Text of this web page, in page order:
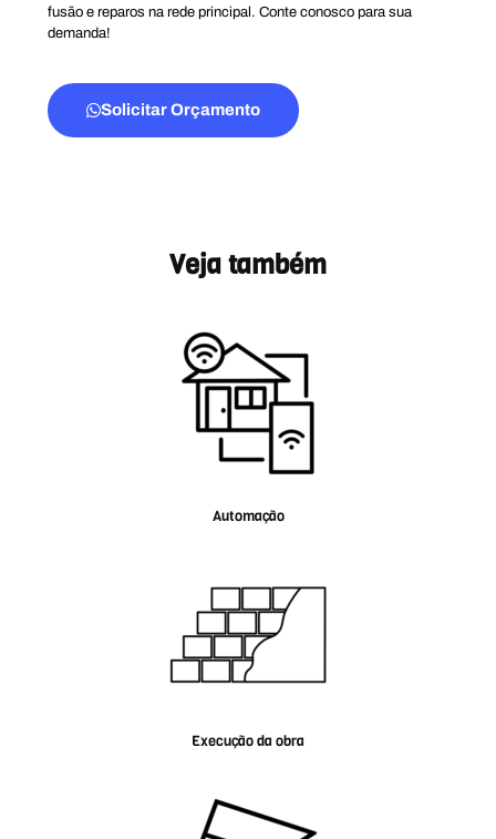
fusão e reparos na rede principal. Conte conosco para sua
demanda!
Solicitar Orçamento
Veja também
Automação
Execução da obra